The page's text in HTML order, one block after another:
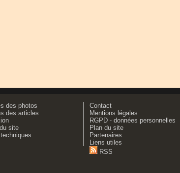
des photos
des articles
site
Contact
Mentions légales
RGPD - données personnelles
Plan du site
Partenaires
Liens utiles
RSS